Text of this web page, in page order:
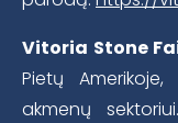
Vitoria Stone
Pietų
akmenų